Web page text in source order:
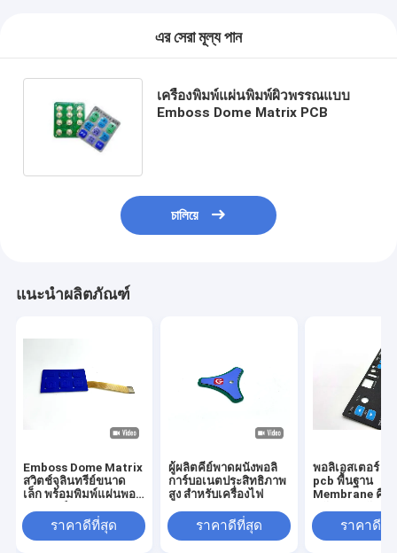
এর সেরা মূল্য পান
เครื่องพิมพ์แผ่นพิมพ์ผิวพรรณแบบ
Emboss Dome Matrix PCB
চালিয়ে
แนะนำผลิตภัณฑ์
Emboss Dome Matrix
สวิตช์จุลินทรีย์ขนาด
เล็ก พร้อมพิมพ์แผ่นพอลิ
ราคาดีที่สุด
ผู้ผลิตคีย์พาดผนังพอลิ
การ์บอเนตประสิทธิภาพ
สูง สําหรับเครื่องไฟ
ราคาดีที่สุด
พอลิเอสเตอร์
pcb พื้นฐาน
Membrane คีย์
ราคาดีที่